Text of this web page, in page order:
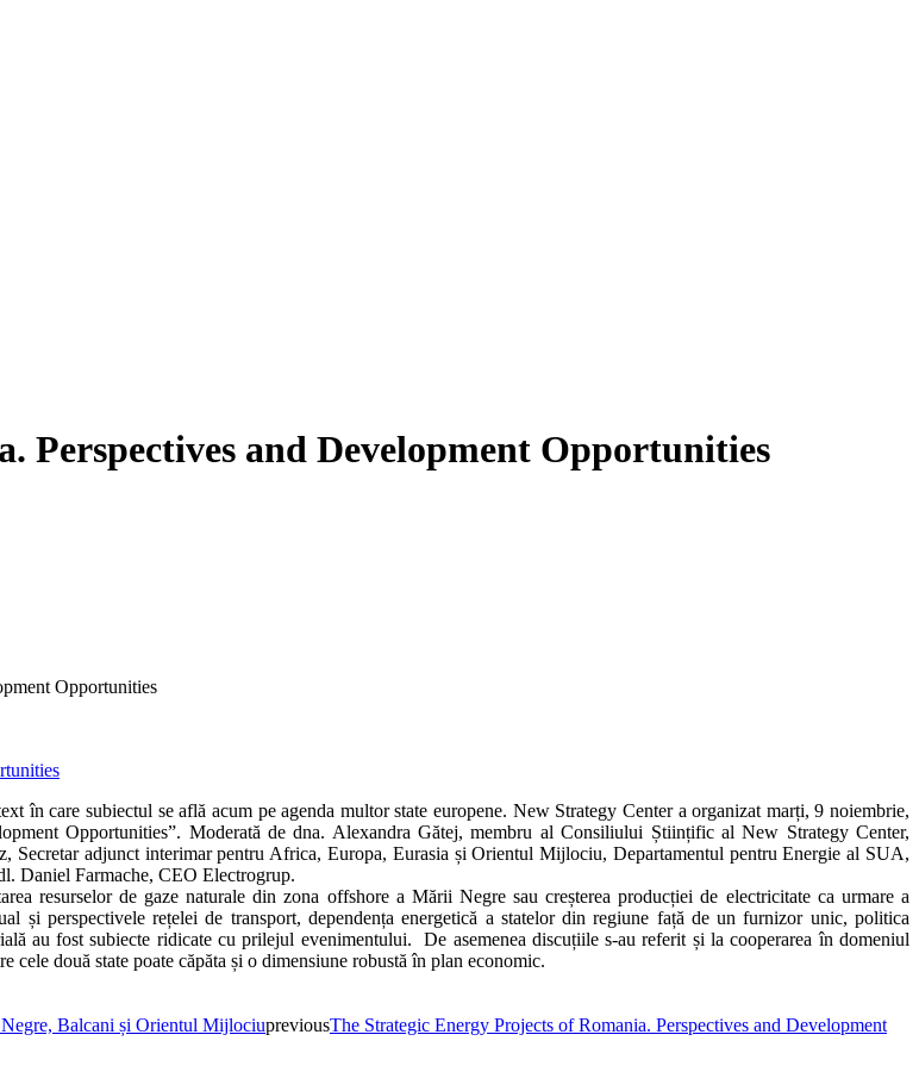
Perspectives and Development Opportunities
Opportunities
în care subiectul se află acum pe agenda multor state europene. New Strategy Center a organizat marți, 9 noiembrie,
Opportunities”. Moderată de dna. Alexandra Gătej, membru al Consiliului Științific al New Strategy Center,
adjunct interimar pentru Africa, Europa, Eurasia și Orientul Mijlociu, Departamentul pentru Energie al SUA,
Daniel Farmache, CEO Electrogrup.
resurselor de gaze naturale din zona offshore a Mării Negre sau creșterea producției de electricitate ca urmare a
și perspectivele rețelei de transport, dependența energetică a statelor din regiune față de un furnizor unic, politica
au fost subiecte ridicate cu prilejul evenimentului. De asemenea discuțiile s-au referit și la cooperarea în domeniul
două state poate căpăta și o dimensiune robustă în plan economic.
Balcani și Orientul MijlociupreviousThe Strategic Energy Projects of Romania. Perspectives and Development